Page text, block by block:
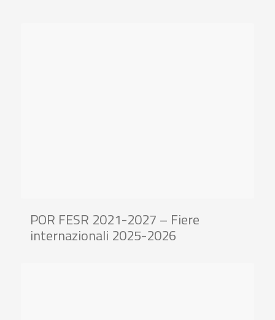
POR FESR 2021-2027 – Fiere
internazionali 2025-2026